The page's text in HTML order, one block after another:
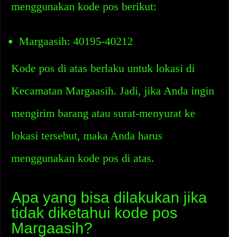
menggunakan kode pos berikut:
Margaasih: 40195-40212
Kode pos di atas berlaku untuk lokasi di
Kecamatan Margaasih. Jadi, jika Anda ingin
mengirim barang atau surat-menyurat ke
lokasi tersebut, maka Anda harus
menggunakan kode pos di atas.
Apa yang bisa dilakukan jika
tidak diketahui kode pos
Margaasih?